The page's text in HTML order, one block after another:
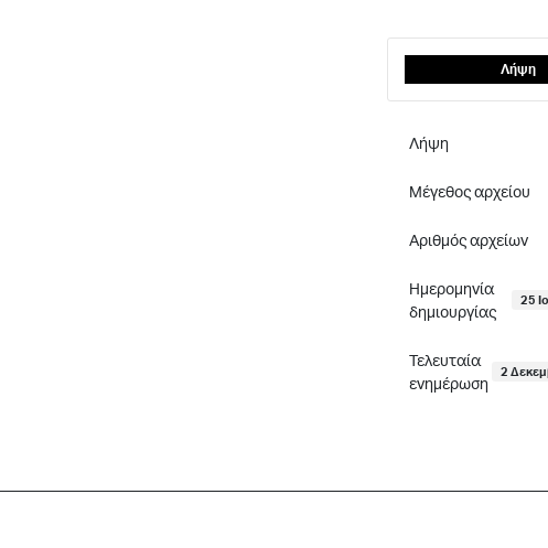
Λήψη
Λήψη
Μέγεθος αρχείου
Αριθμός αρχείων
Ημερομηνία
δημιουργίας
25
Τελευταία
ενημέρωση
2